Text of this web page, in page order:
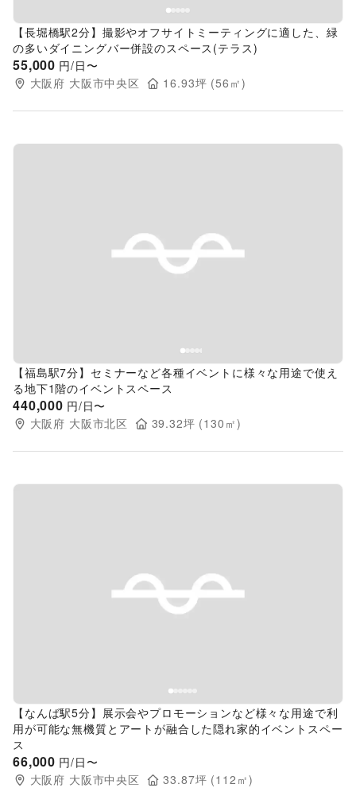
【長堀橋駅2分】撮影やオフサイトミーティングに適した、緑
の多いダイニングバー併設のスペース(テラス)
55,000 円/日〜
大阪府 大阪市中央区 16.93坪 (56 ㎡)
Previous slide
【福島駅7分】セミナーなど各種イベントに様々な用途で使え
る地下1階のイベントスペース
440,000 円/日〜
大阪府 大阪市北区 39.32坪 (130 ㎡)
Previous slide
【なんば駅5分】展示会やプロモーションなど様々な用途で利
用が可能な無機質とアートが融合した隠れ家的イベントスペー
ス
66,000 円/日〜
大阪府 大阪市中央区 33.87坪 (112 ㎡)